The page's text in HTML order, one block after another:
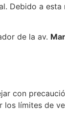
Debido a
de la av.
con
límites de